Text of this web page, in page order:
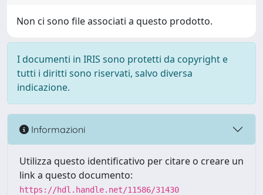
Non ci sono file associati a questo prodotto.
I documenti in IRIS sono protetti da copyright e
tutti i diritti sono riservati, salvo diversa
indicazione.
Informazioni
Utilizza questo identificativo per citare o creare un
link a questo documento:
https://hdl.handle.net/11586/31430